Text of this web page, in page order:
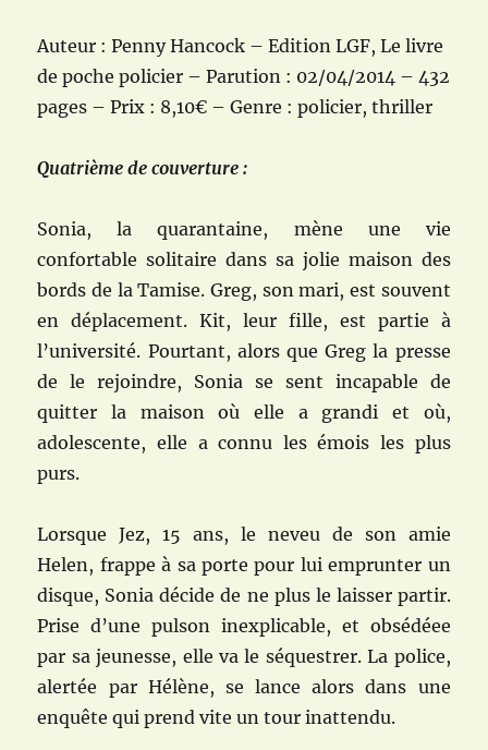
Auteur : Penny Hancock –EditionLGF, Le livre
de poche policier – Parution : 02/04/2014 – 432
pages – Prix : 8,10€ – Genre : policier, thriller
Quatrième de couverture :
Sonia, la quarantaine, mène une vie
confortable solitaire dans sa jolie maison des
bords de la Tamise. Greg, son mari, est souvent
en déplacement. Kit, leur fille, est partie à
l’université. Pourtant, alors que Greg la presse
de le rejoindre, Sonia se sent incapable de
quitter la maison où elle a grandi et où,
adolescente, elle a connu les émois les plus
purs.
Lorsque Jez, 15 ans, le neveu de son amie
Helen, frappe à sa porte pour lui emprunter un
disque, Sonia décide de ne plus le laisser partir.
Prise d’une pulson inexplicable, et obsédéee
par sa jeunesse, elle va le séquestrer. La police,
alertée par Hélène, se lance alors dans une
enquête qui prend vite un tour inattendu.